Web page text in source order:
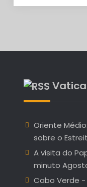
Oriente
sobre o
A visita do
minuto
Cabo Verde -